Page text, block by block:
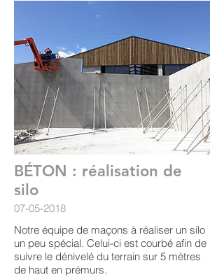
BÉTON : réalisation de
silo
07-05-2018
Notre équipe de maçons à réaliser un silo
un peu spécial. Celui-ci est courbé afin de
suivre le dénivelé du terrain sur 5 mètres
de haut en prémurs.